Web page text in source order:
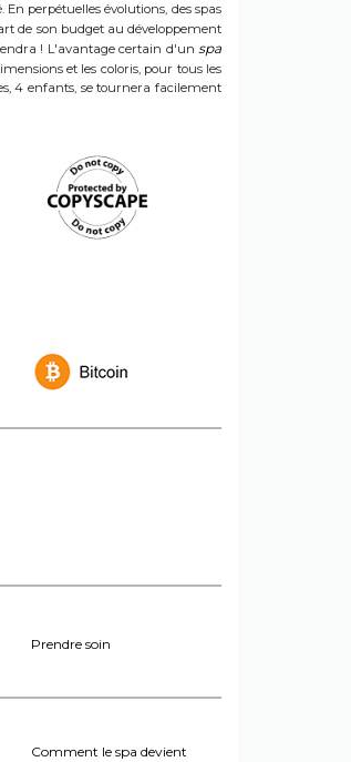
perpétuelles évolutions, des spas
de son budget au développement
! L'avantage certain d'un spa
et les coloris, pour tous les
4 enfants, se tournera facilement
Prendre soin
Comment le spa devient